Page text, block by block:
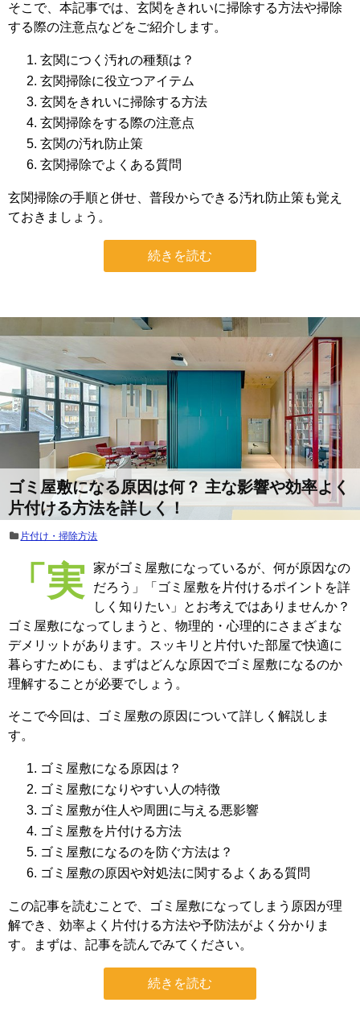
そこで、本記事では、玄関をきれいに掃除する方法や掃除
する際の注意点などをご紹介します。
玄関につく汚れの種類は？
玄関掃除に役立つアイテム
玄関をきれいに掃除する方法
玄関掃除をする際の注意点
玄関の汚れ防止策
玄関掃除でよくある質問
玄関掃除の手順と併せ、普段からできる汚れ防止策も覚え
ておきましょう。
続きを読む
ゴミ屋敷になる原因は何？ 主な影響や効率よく
片付ける方法を詳しく！
片付け・掃除方法
「実家がゴミ屋敷になっているが、何が原因なの
だろう」「ゴミ屋敷を片付けるポイントを詳
しく知りたい」とお考えではありませんか？
ゴミ屋敷になってしまうと、物理的・心理的にさまざまな
デメリットがあります。スッキリと片付いた部屋で快適に
暮らすためにも、まずはどんな原因でゴミ屋敷になるのか
理解することが必要でしょう。
そこで今回は、ゴミ屋敷の原因について詳しく解説しま
す。
ゴミ屋敷になる原因は？
ゴミ屋敷になりやすい人の特徴
ゴミ屋敷が住人や周囲に与える悪影響
ゴミ屋敷を片付ける方法
ゴミ屋敷になるのを防ぐ方法は？
ゴミ屋敷の原因や対処法に関するよくある質問
この記事を読むことで、ゴミ屋敷になってしまう原因が理
解でき、効率よく片付ける方法や予防法がよく分かりま
す。まずは、記事を読んでみてください。
続きを読む